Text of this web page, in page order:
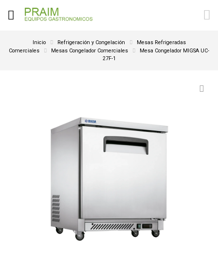
Inicio Refrigeración y Congelación
Mesas Refrigeradas
Comerciales
Mesas Congelador Comerciales
Mesa Congelador MIGSA UC-
27F-1